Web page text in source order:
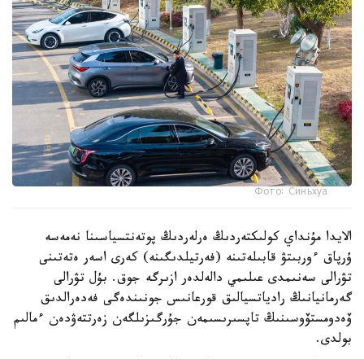
Фото: Синьхуа
الايدا مۇنداي كولىكتەردىڭ ەرلەردىڭ پوتەنتسياسىنا نەمەسە
ۇرپاق ءوربىتۋ قابىلەتىنە (فەرتيلدىگىنە) كەرى اسەر ەتەتىنى
تۋرالى سەنىمدى عىلىمي دالەلدەر ازىرگە جوق. بۇل تۋرالى
گەرمانيانىڭ رادياتسيالىق قورعانىس جونىندەگى فەدەرالدىق
ۆەدومستۆوسىنىڭ تاپسىرىسىمەن جۇرگىزىلگەن زەرتتەۋدەن ءمالىم
بولدى.